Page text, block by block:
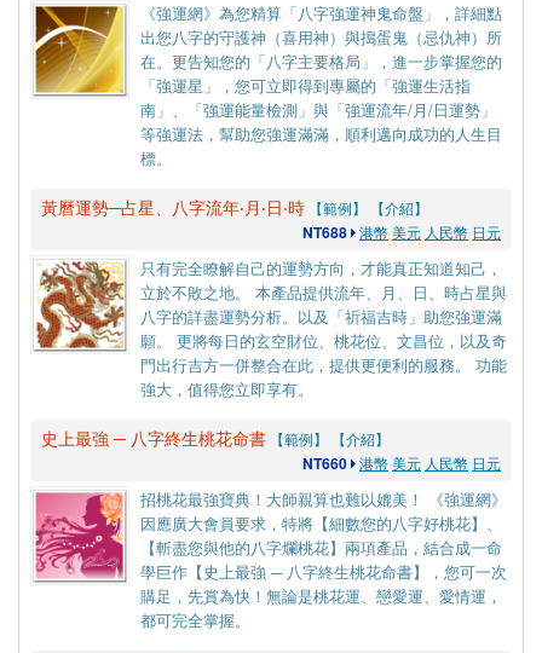
《強運網》為您精算「八字強運神鬼命盤」，詳細點
出您八字的守護神（喜用神）與搗蛋鬼（忌仇神）所
在。更告知您的「八字主要格局」，進一步掌握您的
「強運星」，您可立即得到專屬的「強運生活指
南」、「強運能量檢測」與「強運流年/月/日運勢」
等強運法，幫助您強運滿滿，順利邁向成功的人生目
標。
黃曆運勢─占星、八字流年‧月‧日‧時 【範例】 【介紹】
NT688 港幣美元 人民幣 日元
只有完全瞭解自己的運勢方向，才能真正知道知己，
立於不敗之地。 本產品提供流年、月、日、時占星與
八字的詳盡運勢分析。以及「祈福吉時」助您強運滿
願。 更將每日的玄空財位、桃花位、文昌位，以及奇
門出行吉方一併整合在此，提供更便利的服務。 功能
強大，值得您立即享有。
史上最強 ─ 八字終生桃花命書 【範例】 【介紹】
NT660 港幣美元 人民幣 日元
招桃花最強寶典！大師親算也難以媲美！ 《強運網》
因應廣大會員要求，特將【細數您的八字好桃花】、
【斬盡您與他的八字爛桃花】兩項產品，結合成一命
學巨作【史上最強 ─ 八字終生桃花命書】，您可一次
購足，先賞為快！無論是桃花運、戀愛運、愛情運，
都可完全掌握。